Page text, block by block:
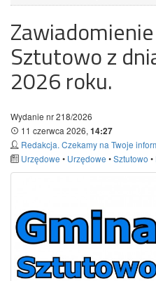
Sztutowo z
2026 roku.
Wydanie nr 218/2026
11 czerwca 2026, 14:27
Redakcja. Czekamy na Twoje
Urzędowe • Urzędowe •Sztutowo •